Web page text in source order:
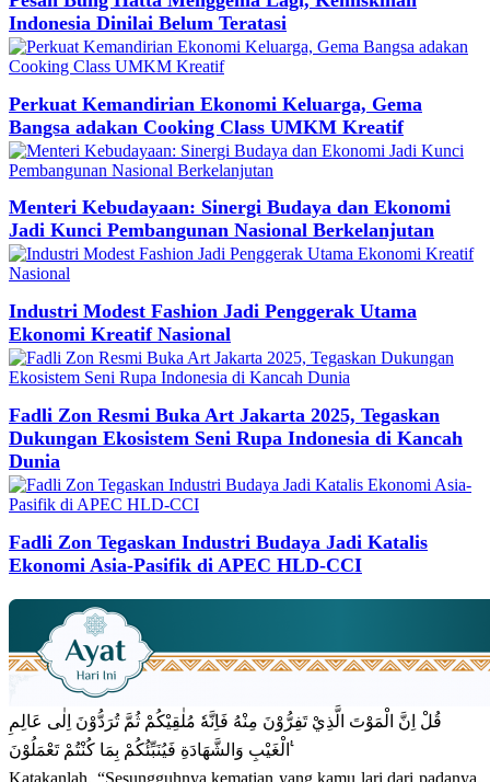
Indonesia Dinilai Belum Teratasi
Perkuat Kemandirian Ekonomi Keluarga, Gema
Bangsa adakan Cooking Class UMKM Kreatif
Menteri Kebudayaan: Sinergi Budaya dan Ekonomi
Jadi Kunci Pembangunan Nasional Berkelanjutan
Industri Modest Fashion Jadi Penggerak Utama
Ekonomi Kreatif Nasional
Fadli Zon Resmi Buka Art Jakarta 2025, Tegaskan
Dukungan Ekosistem Seni Rupa Indonesia di Kancah
Dunia
Fadli Zon Tegaskan Industri Budaya Jadi Katalis
Ekonomi Asia-Pasifik di APEC HLD-CCI
قُلْ اِنَّ الْمَوْتَ الَّذِيْ تَفِرُّوْنَ مِنْهُ فَاِنَّهٗ مُلٰقِيْكُمْ ثُمَّ تُرَدُّوْنَ اِلٰى عَالِمِ
الْغَيْبِ وَالشَّهَادَةِ فَيُنَبِّئُكُمْ بِمَا كُنْتُمْ تَعْمَلُوْنَ ࣖ